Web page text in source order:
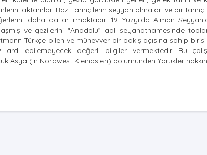
aktarırlar. Bazı tarihçilerin seyyah olmaları ve bir
daha da artırmaktadır. 19. Yüzyılda Alman
ve gezilerini “Anadolu” adlı seyahatnamesinde
Türkçe bilen ve münevver bir bakış açısına sahip
ardı edilemeyecek değerli bilgiler vermektedir. Bu
Asya (In Nordwest Kleinasien) bölümünden Yörükler